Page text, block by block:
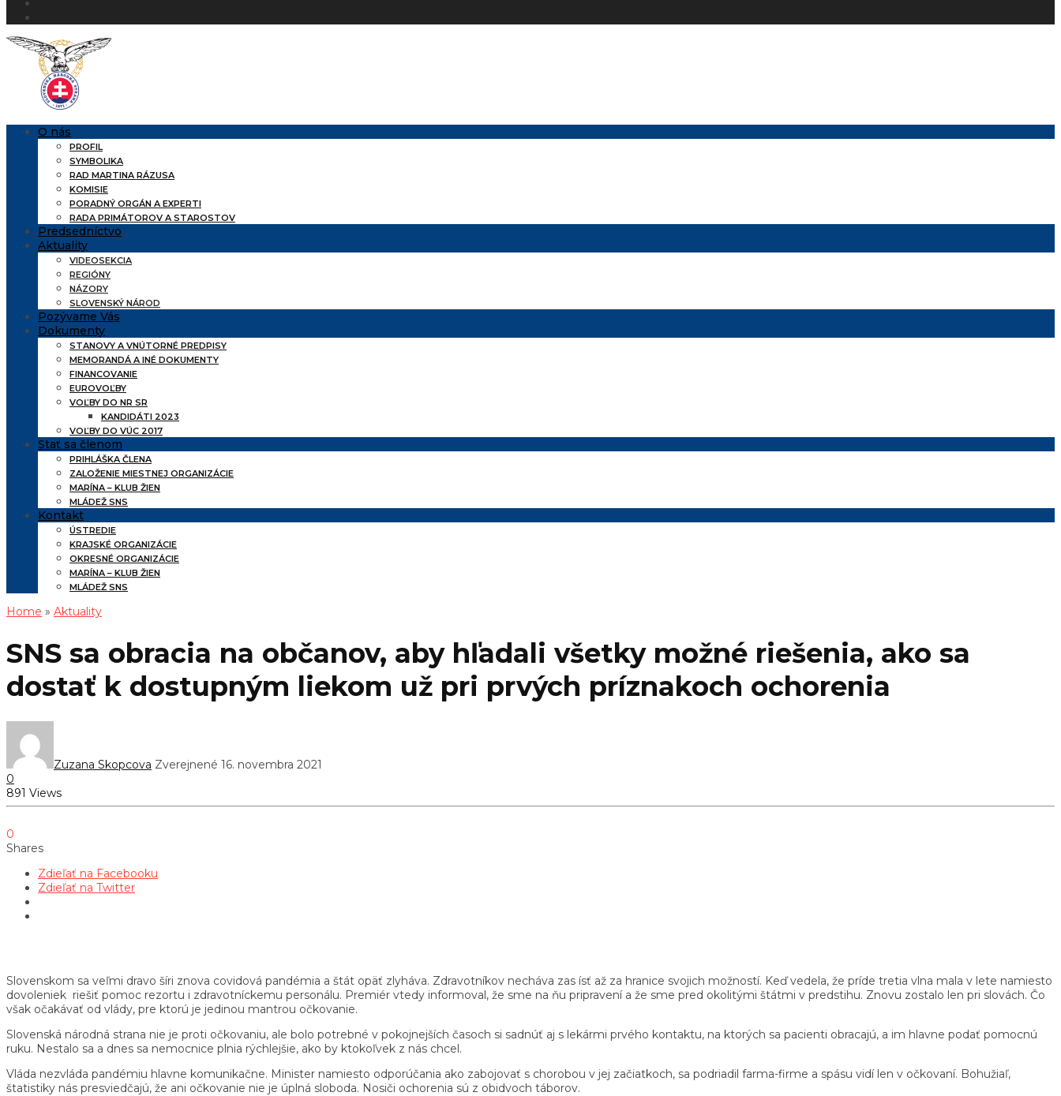
O nás
PROFIL
SYMBOLIKA
RAD MARTINA RÁZUSA
KOMISIE
PORADNÝ ORGÁN A EXPERTI
RADA PRIMÁTOROV A STAROSTOV
Predsedníctvo
Aktuality
VIDEOSEKCIA
REGIÓNY
NÁZORY
SLOVENSKÝ NÁROD
Pozývame Vás
Dokumenty
STANOVY A VNÚTORNÉ PREDPISY
MEMORANDÁ A INÉ DOKUMENTY
FINANCOVANIE
EUROVOĽBY
VOĽBY DO NR SR
KANDIDÁTI 2023
VOĽBY DO VÚC 2017
Stať sa členom
PRIHLÁŠKA ČLENA
ZALOŽENIE MIESTNEJ ORGANIZÁCIE
MARÍNA – KLUB ŽIEN
MLÁDEŽ SNS
Kontakt
ÚSTREDIE
KRAJSKÉ ORGANIZÁCIE
OKRESNÉ ORGANIZÁCIE
MARÍNA – KLUB ŽIEN
MLÁDEŽ SNS
Home » Aktuality
SNS sa obracia na občanov, aby hľadali všetky možné riešenia, ako sa
dostať k dostupným liekom už pri prvých príznakoch ochorenia
Zuzana Skopcova Zverejnené 16. novembra 2021
0
891 Views
0
Shares
Zdieľať na Facebooku
Zdieľať na Twitter
Slovenskom sa veľmi dravo šíri znova covidová pandémia a štát opäť zlyháva. Zdravotníkov necháva zas ísť až za hranice svojich možností. Keď vedela, že príde tretia vlna mala v lete namiesto
dovoleniek riešiť pomoc rezortu i zdravotníckemu personálu. Premiér vtedy informoval, že sme na ňu pripravení a že sme pred okolitými štátmi v predstihu. Znovu zostalo len pri slovách. Čo
však očakávať od vlády, pre ktorú je jedinou mantrou očkovanie.
Slovenská národná strana nie je proti očkovaniu, ale bolo potrebné v pokojnejších časoch si sadnúť aj s lekármi prvého kontaktu, na ktorých sa pacienti obracajú, a im hlavne podať pomocnú
ruku. Nestalo sa a dnes sa nemocnice plnia rýchlejšie, ako by ktokoľvek z nás chcel.
Vláda nezvláda pandémiu hlavne komunikačne. Minister namiesto odporúčania ako zabojovať s chorobou v jej začiatkoch, sa podriadil farma-firme a spásu vidí len v očkovaní. Bohužiaľ,
štatistiky nás presviedčajú, že ani očkovanie nie je úplná sloboda. Nosiči ochorenia sú z obidvoch táborov.